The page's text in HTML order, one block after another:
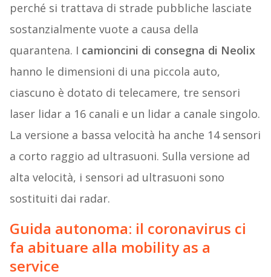
perché si trattava di strade pubbliche lasciate
sostanzialmente vuote a causa della
quarantena. I camioncini di consegna di Neolix
hanno le dimensioni di una piccola auto,
ciascuno è dotato di telecamere, tre sensori
laser lidar a 16 canali e un lidar a canale singolo.
La versione a bassa velocità ha anche 14 sensori
a corto raggio ad ultrasuoni. Sulla versione ad
alta velocità, i sensori ad ultrasuoni sono
sostituiti dai radar.
Guida autonoma: il coronavirus ci
fa abituare alla mobility as a
service